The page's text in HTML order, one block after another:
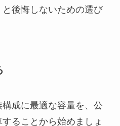
と後悔しないための選び
成に最適な容量を、公
ることから始めましょ